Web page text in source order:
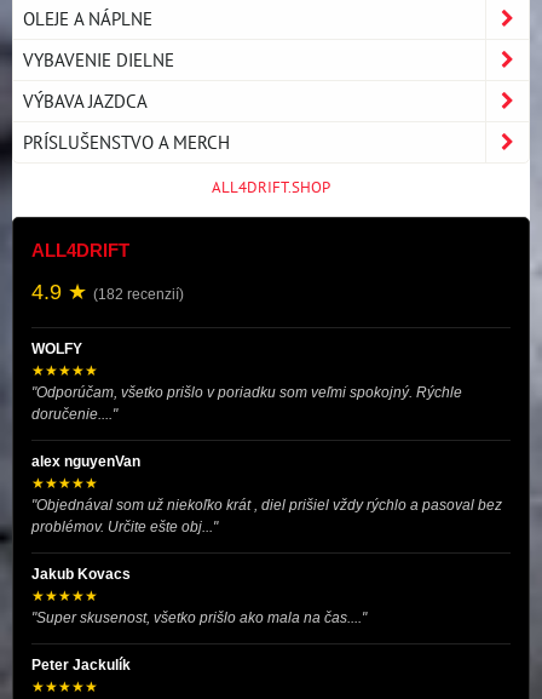
OLEJE A NÁPLNE
VYBAVENIE DIELNE
VÝBAVA JAZDCA
PRÍSLUŠENSTVO A MERCH
ALL4DRIFT.SHOP
ALL4DRIFT
4.9 ★ (182 recenzií)
WOLFY
★★★★★
"Odporúčam, všetko prišlo v poriadku som veľmi spokojný. Rýchle
doručenie...."
alex nguyenVan
★★★★★
"Objednával som už niekoľko krát , diel prišiel vždy rýchlo a pasoval bez
problémov. Určite ešte obj..."
Jakub Kovacs
★★★★★
"Super skusenost, všetko prišlo ako mala na čas...."
Peter Jackulík
★★★★★